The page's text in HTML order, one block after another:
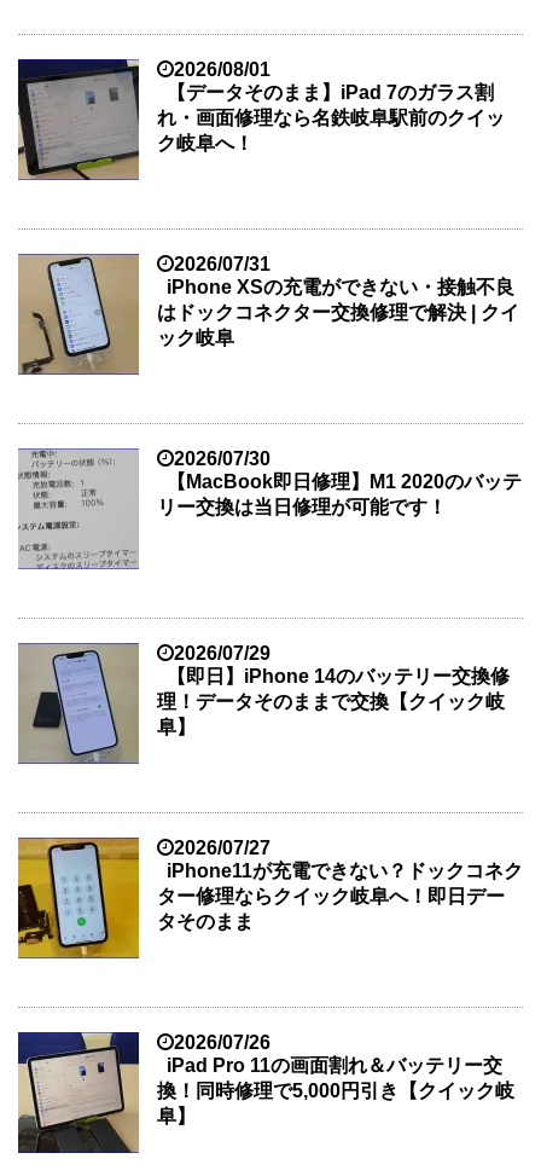
2026/08/01
【データそのまま】iPad 7のガラス割
れ・画面修理なら名鉄岐阜駅前のクイッ
ク岐阜へ！
2026/07/31
iPhone XSの充電ができない・接触不良
はドックコネクター交換修理で解決 | クイ
ック岐阜
2026/07/30
【MacBook即日修理】M1 2020のバッテ
リー交換は当日修理が可能です！
2026/07/29
【即日】iPhone 14のバッテリー交換修
理！データそのままで交換【クイック岐
阜】
2026/07/27
iPhone11が充電できない？ドックコネク
ター修理ならクイック岐阜へ！即日デー
タそのまま
2026/07/26
iPad Pro 11の画面割れ＆バッテリー交
換！同時修理で5,000円引き【クイック岐
阜】